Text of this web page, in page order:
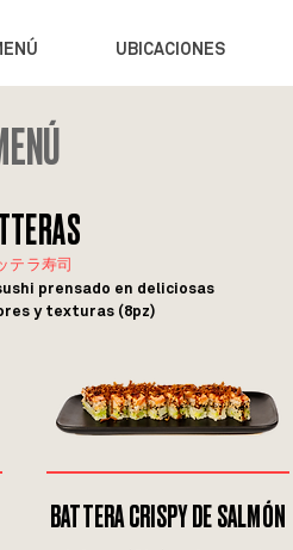
UBICACIONES
テラ寿司
prensado en deliciosas
y texturas (8pz)
BATTERA CRISPY DE SALMÓN